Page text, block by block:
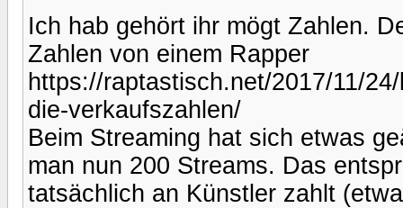
Ich hab gehört ihr mögt Zahlen.
Zahlen von einem Rapper
https://raptastisch.net/2017/11/
die-verkaufszahlen/
Beim Streaming hat sich etwas
man nun 200 Streams. Das
tatsächlich an Künstler zahlt